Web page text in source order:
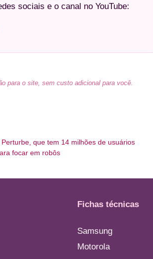
sociais e o canal no YouTube:
para o site, sem custo adicional para você.
que tem 14 milhões de usuários
focar em robôs
Fichas técnicas
Samsung
Motorola